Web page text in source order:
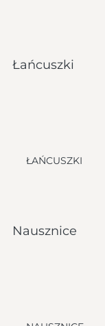
Łańcuszki
ŁAŃCUSZKI
Nausznice